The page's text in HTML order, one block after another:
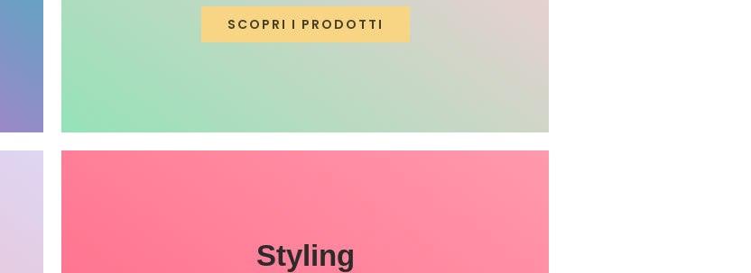
SCOPRI I PRODOTTI
Styling